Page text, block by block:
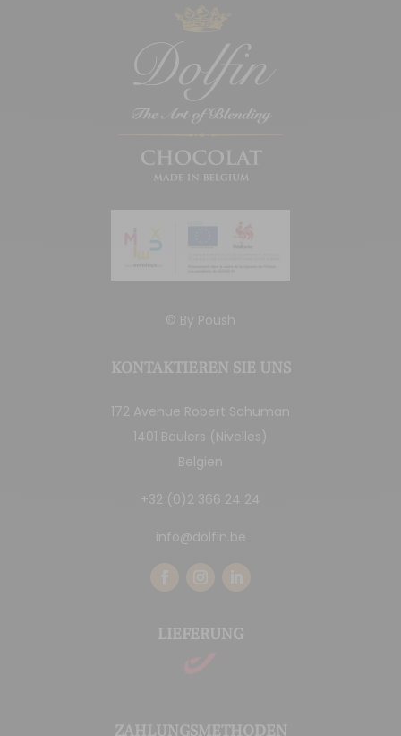
© By Poush
KONTAKTIEREN SIE UNS
172 Avenue Robert Schuman
1401 Baulers (Nivelles)
Belgien
+32 (0)2 366 24 24
info@dolfin.be
LIEFERUNG
ZAHLUNGSMETHODEN